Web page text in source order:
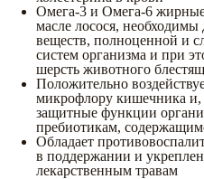
Омега-3 и Омега-6
масле лосося,
веществ, полноценной и
систем организма и при
шерсть животного
Положительно
микрофлору кишечника и,
защитные функции
пребиотикам,
Обладает
в поддержании и
лекарственным травам